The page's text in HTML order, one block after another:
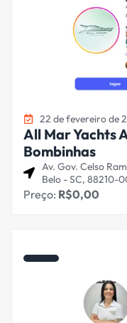
22 de fevereiro de
All Mar Yachts
Bombinhas
Av. Gov. Celso
Belo - SC, 88210-
Preço: R$0,00